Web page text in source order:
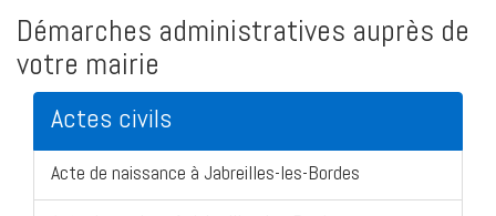
Démarches administratives auprès de
votre mairie
Actes civils
Acte de naissance à Jabreilles-les-Bordes